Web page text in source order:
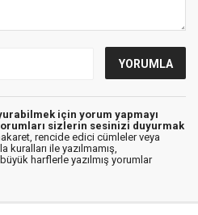
için yorum yapmayı
sizlerin sesinizi duyurmak
rencide edici cümleler veya
kuralları ile yazılmamış,
harflerle yazılmış yorumlar